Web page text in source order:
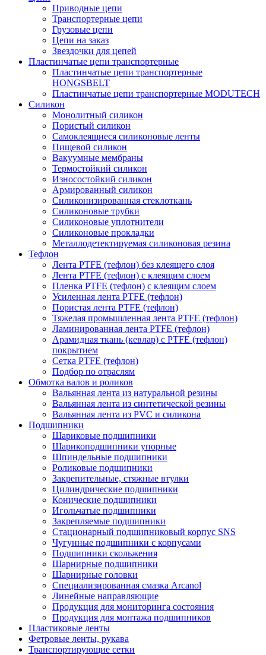
Приводные цепи
Транспортерные цепи
Грузовые цепи
Цепи на заказ
Звездочки для цепей
Пластинчатые цепи транспортерные
Пластинчатые цепи транспортерные
HONGSBELT
Пластинчатые цепи транспортерные MODUTECH
Силикон
Монолитный силикон
Пористый силикон
Самоклеящиеся силиконовые ленты
Пищевой силикон
Вакуумные мембраны
Термостойкий силикон
Износостойкий силикон
Армированный силикон
Силиконизированная стеклоткань
Силиконовые трубки
Силиконовые уплотнители
Силиконовые прокладки
Металлодетектируемая силиконовая резина
Тефлон
Лента PTFE (тефлон) без клеящего слоя
Лента PTFE (тефлон) с клеящим слоем
Пленка PTFE (тефлон) с клеящим слоем
Усиленная лента PTFE (тефлон)
Пористая лента PTFE (тефлон)
Тяжелая промышленная лента PTFE (тефлон)
Ламинированная лента PTFE (тефлон)
Арамидная ткань (кевлар) с PTFE (тефлон)
покрытием
Сетка PTFE (тефлон)
Подбор по отраслям
Обмотка валов и роликов
Вальянная лента из натуральной резины
Вальянная лента из синтетической резины
Вальянная лента из PVC и силикона
Подшипники
Шариковые подшипники
Шарикоподшипники упорные
Шпиндельные подшипники
Роликовые подшипники
Закрепительные, стяжные втулки
Цилиндрические подшипники
Конические подшипники
Игольчатые подшипники
Закрепляемые подшипники
Стационарный подшипниковый корпус SNS
Чугунные подшипники с корпусами
Подшипники скольжения
Шарнирные подшипники
Шарнирные головки
Специализированная смазка Arcanol
Линейные направляющие
Продукция для мониторинга состояния
Продукция для монтажа подшипников
Пластиковые ленты
Фетровые ленты, рукава
Транспортирующие сетки